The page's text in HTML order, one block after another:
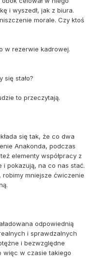
i wyszedł, jak z biura.
morale. Czy ktoś
w rezerwie kadrowej.
się stało?
to przeczytają.
się tak, że co dwa
Anakonda, podczas
elementy współpracy z
i pokazują, na co nas stać.
mniejsze ćwiczenie
odpowiednią
i sprawdzalnych
i bezwzględne
więc w czasie takiego